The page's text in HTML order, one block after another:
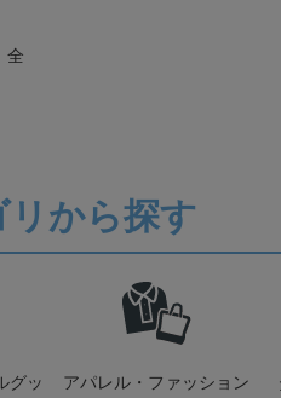
全
リから探す
グッ
アパレル・ファッション